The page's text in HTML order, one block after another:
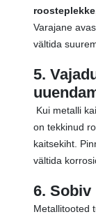
Varajane
vältida
5.
Kui metalli
on tekkinud
kaitsekiht.
vältida
6. Sobiv
Metallitooted